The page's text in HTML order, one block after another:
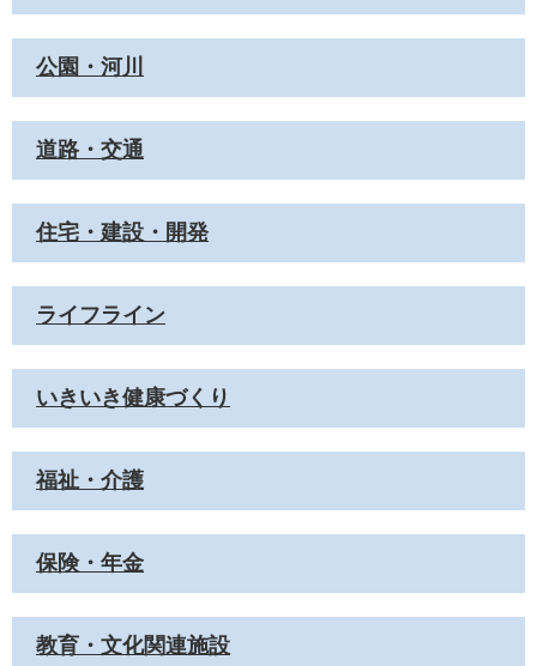
公園・河川
道路・交通
住宅・建設・開発
ライフライン
いきいき健康づくり
福祉・介護
保険・年金
教育・文化関連施設